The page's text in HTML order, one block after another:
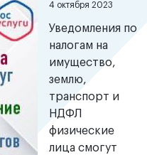
4 октября 2023
Уведомления по
налогам на
имущество,
землю,
транспорт и
НДФЛ
физические
лица смогут